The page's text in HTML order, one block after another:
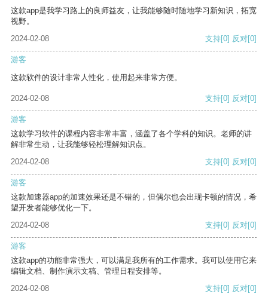
这款app是我学习路上的良师益友，让我能够随时随地学习新知识，拓宽
视野。
2024-02-08
支持[0] 反对[0]
游客
这款软件的设计非常人性化，使用起来非常方便。
2024-02-08 支持[0] 反对[0]
游客
这款学习软件的课程内容非常丰富，涵盖了各个学科的知识。老师的讲
解非常生动，让我能够轻松理解知识点。
2024-02-08
支持[0] 反对[0]
游客
这款加速器app的加速效果还是不错的，但偶尔也会出现卡顿的情况，希
望开发者能够优化一下。
2024-02-08
支持[0] 反对[0]
游客
这款app的功能非常强大，可以满足我所有的工作需求。我可以使用它来
编辑文档、制作演示文稿、管理日程安排等。
2024-02-08
支持[0] 反对[0]